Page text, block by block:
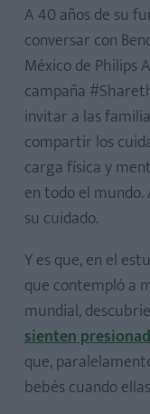
A 40 años de su
conversar con
México de Philips
campaña
invitar a las
compartir los
carga física y
en todo el
su cuidado.
Y es que, en el
que contempló a
mundial,
sienten
que,
bebés cuando